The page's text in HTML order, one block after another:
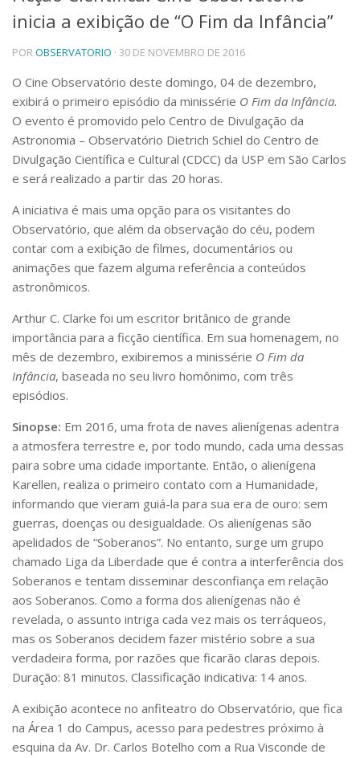
Telefones e Mapas
Pessoas
Ensino
Graduação
Pós-Graduação
Educação a distância
Cursos de Extensão
Pesquisa e Inovação
Linhas de Pesquisa
Pós-doutorado
Iniciação Científica
Transferência de Tecnologia
Empresas Juniores
Extensão à Comunidade
Artes, Cultura e Esportes
Museus e Espaços Interativos
Bibliotecas
Segurança, Trânsito e Prevenção
RH, Administrativo e Financeiro
Outros serviços
Comunicação
Assessorias e Mídias
Aplicativos e Sites
Jornal da USP
Agenda de Eventos
Defesa de Teses
inicia a exibição de “O Fim da Infância”
POROBSERVATORIO · 30 DE NOVEMBRO DE 2016
O Cine Observatório deste domingo, 04 de dezembro,
exibirá o primeiro episódio da minissérie O Fim da Infância.
O evento é promovido pelo Centro de Divulgação da
Astronomia – Observatório Dietrich Schiel do Centro de
Divulgação Científica e Cultural (CDCC) da USP em São Carlos
e será realizado a partir das 20 horas.
A iniciativa é mais uma opção para os visitantes do
Observatório, que além da observação do céu, podem
contar com a exibição de filmes, documentários ou
animações que fazem alguma referência a conteúdos
astronômicos.
Arthur C. Clarke foi um escritor britânico de grande
importância para a ficção científica. Em sua homenagem, no
mês de dezembro, exibiremos a minissérie O Fim da
Infância, baseada no seu livro homônimo, com três
episódios.
Sinopse: Em 2016, uma frota de naves alienígenas adentra
a atmosfera terrestre e, por todo mundo, cada uma dessas
paira sobre uma cidade importante. Então, o alienígena
Karellen, realiza o primeiro contato com a Humanidade,
informando que vieram guiá-la para sua era de ouro: sem
guerras, doenças ou desigualdade. Os alienígenas são
apelidados de “Soberanos”. No entanto, surge um grupo
chamado Liga da Liberdade que é contra a interferência dos
Soberanos e tentam disseminar desconfiança em relação
aos Soberanos. Como a forma dos alienígenas não é
revelada, o assunto intriga cada vez mais os terráqueos,
mas os Soberanos decidem fazer mistério sobre a sua
verdadeira forma, por razões que ficarão claras depois.
Duração: 81 minutos. Classificação indicativa: 14 anos.
A exibição acontece no anfiteatro do Observatório, que fica
na Área 1 do Campus, acesso para pedestres próximo à
esquina da Av. Dr. Carlos Botelho com a Rua Visconde de